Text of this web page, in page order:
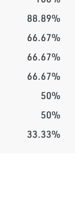
88.89%
66.67%
66.67%
66.67%
50%
50%
33.33%